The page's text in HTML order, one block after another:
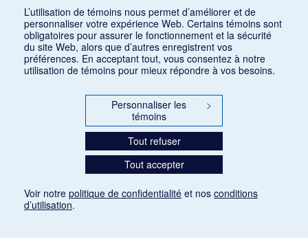
1 2
L’utilisation de témoins nous permet d’améliorer et de
personnaliser votre expérience Web. Certains témoins sont
obligatoires pour assurer le fonctionnement et la sécurité
du site Web, alors que d’autres enregistrent vos
préférences. En acceptant tout, vous consentez à notre
utilisation de témoins pour mieux répondre à vos besoins.
Personnaliser les
témoins
>
Tout refuser
Tout accepter
Voir notre politique de confidentialité et nos conditions
d’utilisation.